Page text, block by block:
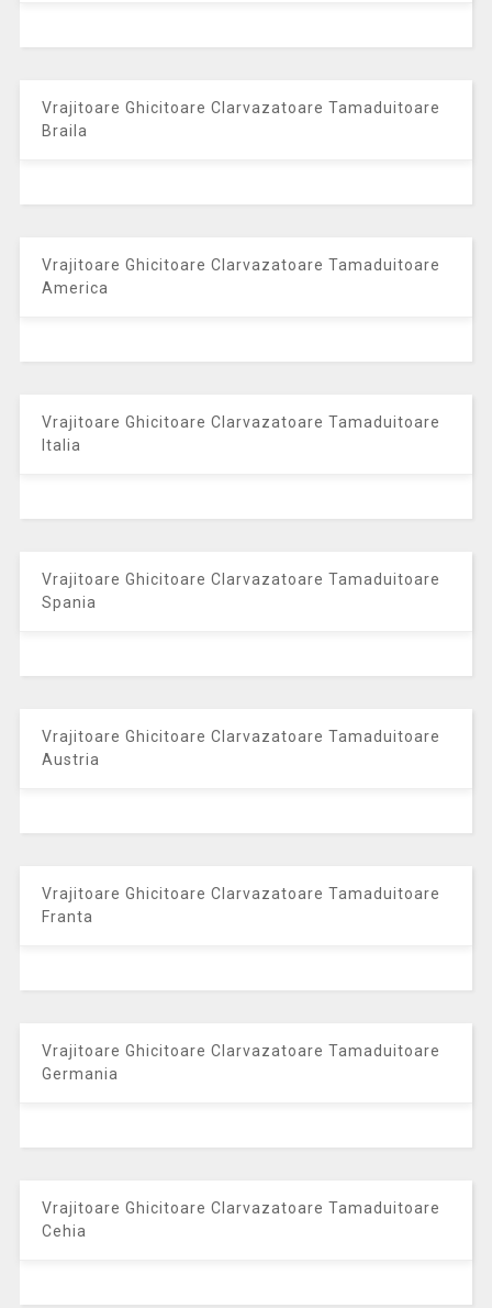
Vrajitoare Ghicitoare Clarvazatoare Tamaduitoare
Braila
Vrajitoare Ghicitoare Clarvazatoare Tamaduitoare
America
Vrajitoare Ghicitoare Clarvazatoare Tamaduitoare
Italia
Vrajitoare Ghicitoare Clarvazatoare Tamaduitoare
Spania
Vrajitoare Ghicitoare Clarvazatoare Tamaduitoare
Austria
Vrajitoare Ghicitoare Clarvazatoare Tamaduitoare
Franta
Vrajitoare Ghicitoare Clarvazatoare Tamaduitoare
Germania
Vrajitoare Ghicitoare Clarvazatoare Tamaduitoare
Cehia